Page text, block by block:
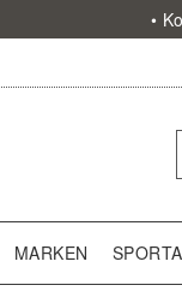
•
MARKEN